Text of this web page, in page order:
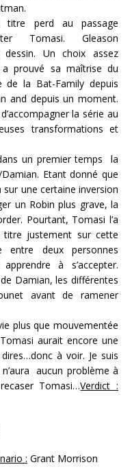
titre perd au passage
Tomasi. Gleason
Un choix assez
prouvé sa maîtrise du
de la Bat-Family depuis
and depuis un moment.
la série au
transformations et
un premier temps la
Etant donné que
une certaine inversion
un Robin plus grave, la
Pourtant, Tomasi l’a
justement sur cette
entre deux personnes
à s’accepter.
Damian, les différentes
avant de ramener
plus que mouvementée
aurait encore une
à voir. Je suis
aucun problème à
Tomasi…Verdict :
: Grant Morrison